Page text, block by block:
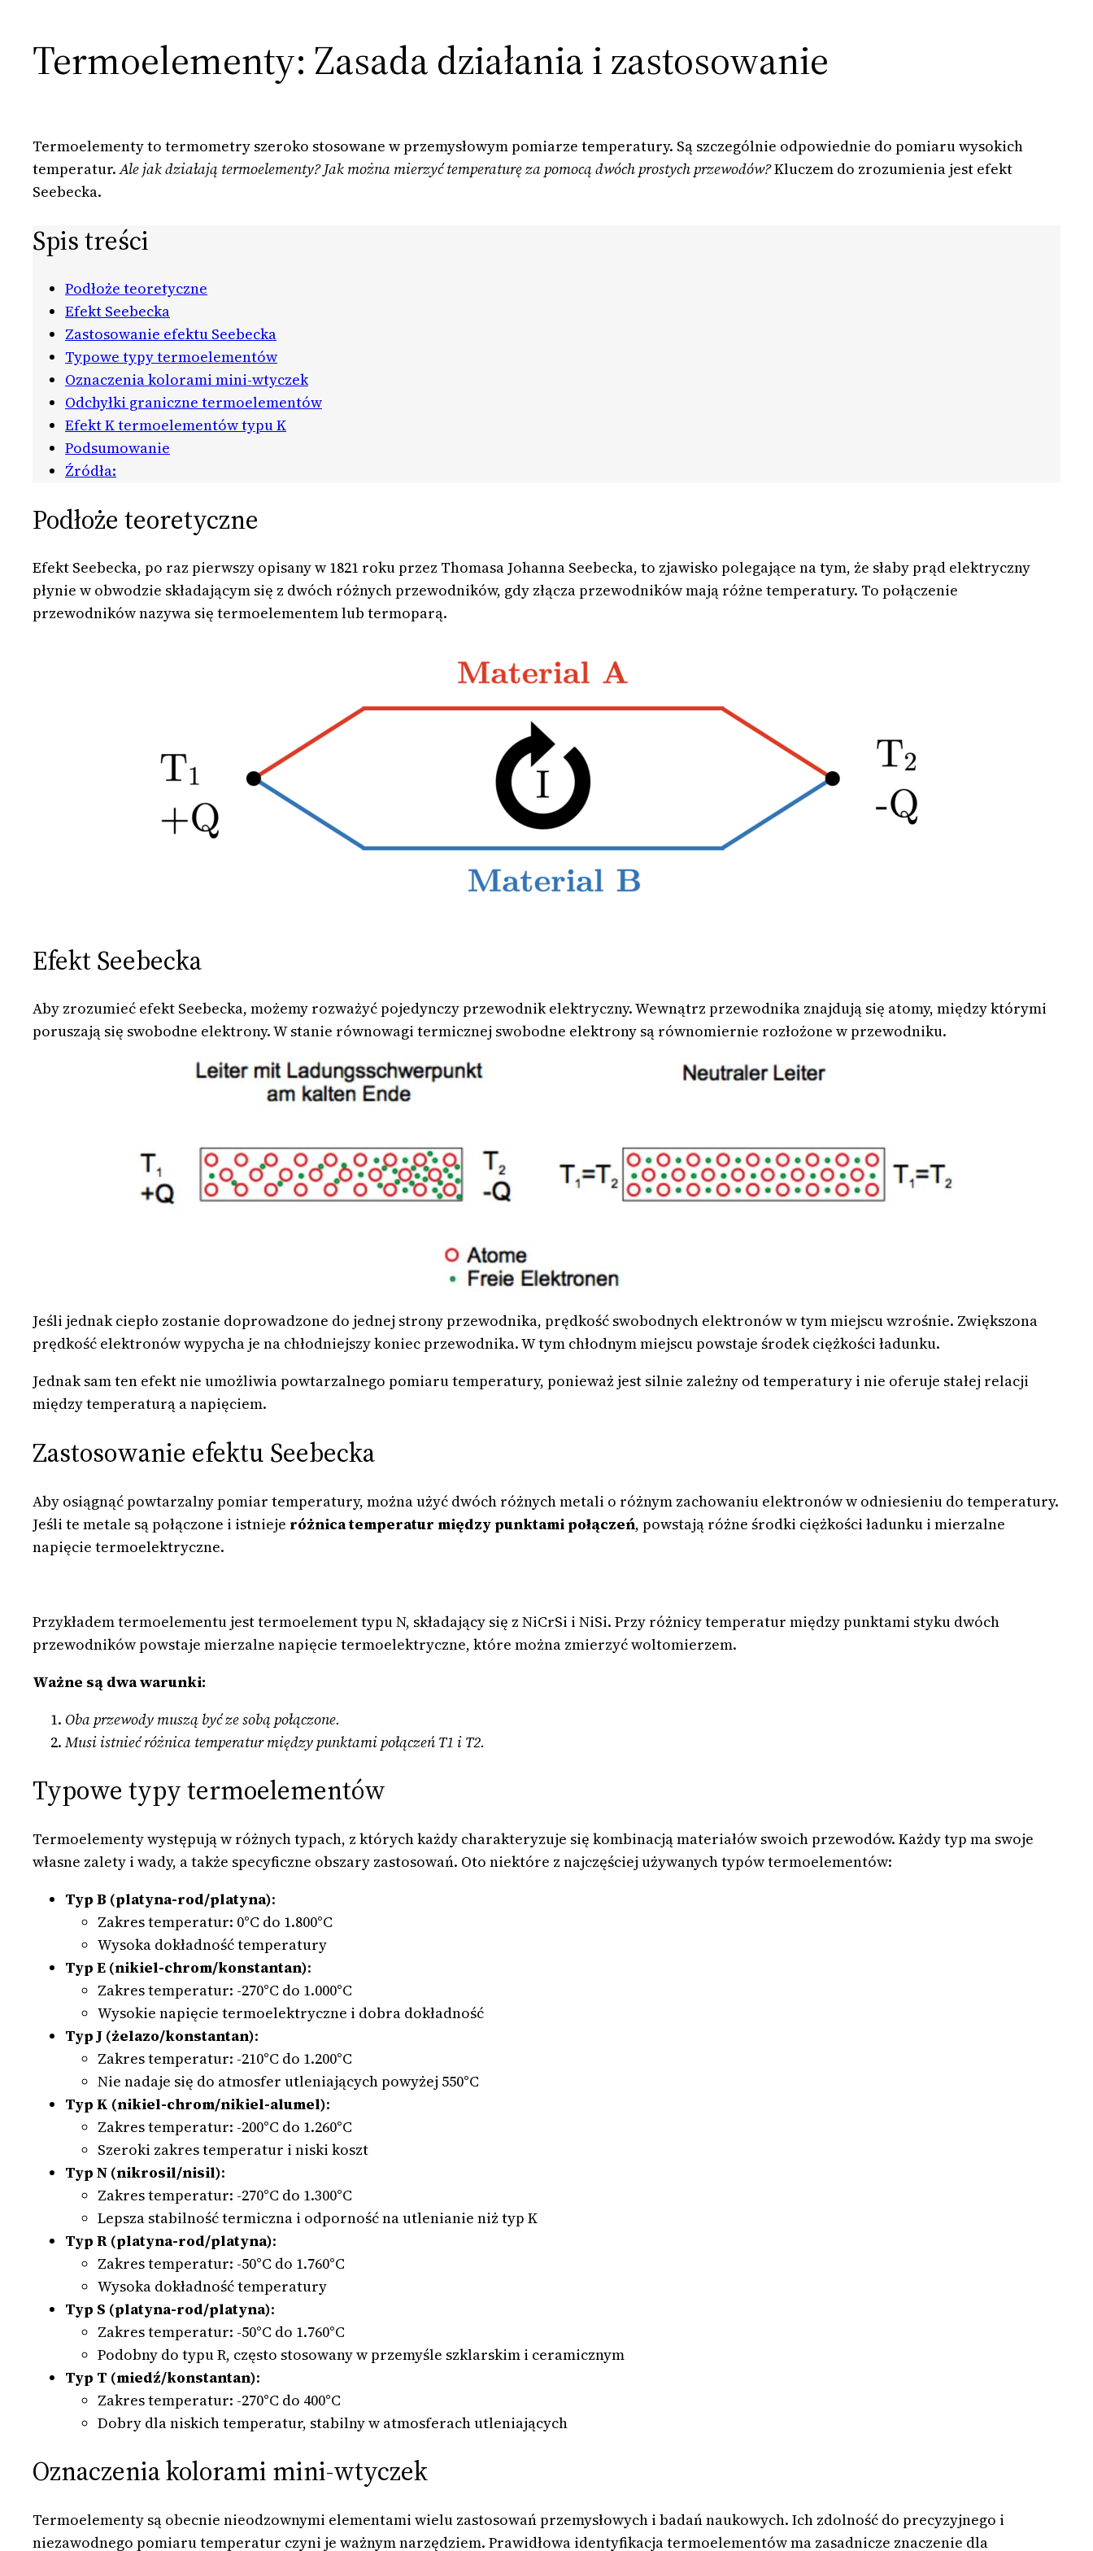
Termoelementy: Zasada działania i zastosowanie
Termoelementy to termometry szeroko stosowane w przemysłowym pomiarze temperatury. Są szczególnie odpowiednie do pomiaru wysokich
temperatur.Ale jak działają termoelementy? Jak można mierzyć temperaturę za pomocą dwóch prostych przewodów?Kluczem do zrozumienia jest efekt
Seebecka.
Spis treści
Podłoże teoretyczne
Efekt Seebecka
Zastosowanie efektu Seebecka
Typowe typy termoelementów
Oznaczenia kolorami mini-wtyczek
Odchyłki graniczne termoelementów
Efekt K termoelementów typu K
Podsumowanie
Źródła:
Podłoże teoretyczne
Efekt Seebecka, po raz pierwszy opisany w 1821 roku przez Thomasa Johanna Seebecka, to zjawisko polegające na tym, że słaby prąd elektryczny
płynie w obwodzie składającym się z dwóch różnych przewodników, gdy złącza przewodników mają różne temperatury. To połączenie
przewodników nazywa się termoelementem lub termoparą.
Efekt Seebecka
Aby zrozumieć efekt Seebecka, możemy rozważyć pojedynczy przewodnik elektryczny. Wewnątrz przewodnika znajdują się atomy, między którymi
poruszają się swobodne elektrony. W stanie równowagi termicznej swobodne elektrony są równomiernie rozłożone w przewodniku.
Jeśli jednak ciepło zostanie doprowadzone do jednej strony przewodnika, prędkość swobodnych elektronów w tym miejscu wzrośnie. Zwiększona
prędkość elektronów wypycha je na chłodniejszy koniec przewodnika. W tym chłodnym miejscu powstaje środek ciężkości ładunku.
Jednak sam ten efekt nie umożliwia powtarzalnego pomiaru temperatury, ponieważ jest silnie zależny od temperatury i nie oferuje stałej relacji
między temperaturą a napięciem.
Zastosowanie efektu Seebecka
Aby osiągnąć powtarzalny pomiar temperatury, można użyć dwóch różnych metali o różnym zachowaniu elektronów w odniesieniu do temperatury.
Jeśli te metale są połączone i istnieje różnica temperatur między punktami połączeń, powstają różne środki ciężkości ładunku i mierzalne
napięcie termoelektryczne.
Przykładem termoelementu jest termoelement typu N, składający się z NiCrSi i NiSi. Przy różnicy temperatur między punktami styku dwóch
przewodników powstaje mierzalne napięcie termoelektryczne, które można zmierzyć woltomierzem.
Ważne są dwa warunki:
Oba przewody muszą być ze sobą połączone.
Musi istnieć różnica temperatur między punktami połączeń T1 i T2.
Typowe typy termoelementów
Termoelementy występują w różnych typach, z których każdy charakteryzuje się kombinacją materiałów swoich przewodów. Każdy typ ma swoje
własne zalety i wady, a także specyficzne obszary zastosowań. Oto niektóre z najczęściej używanych typów termoelementów:
Typ B (platyna-rod/platyna):
Zakres temperatur: 0°C do 1.800°C
Wysoka dokładność temperatury
Typ E (nikiel-chrom/konstantan):
Zakres temperatur: -270°C do 1.000°C
Wysokie napięcie termoelektryczne i dobra dokładność
Typ J (żelazo/konstantan):
Zakres temperatur: -210°C do 1.200°C
Nie nadaje się do atmosfer utleniających powyżej 550°C
Typ K (nikiel-chrom/nikiel-alumel):
Zakres temperatur: -200°C do 1.260°C
Szeroki zakres temperatur i niski koszt
Typ N (nikrosil/nisil):
Zakres temperatur: -270°C do 1.300°C
Lepsza stabilność termiczna i odporność na utlenianie niż typ K
Typ R (platyna-rod/platyna):
Zakres temperatur: -50°C do 1.760°C
Wysoka dokładność temperatury
Typ S (platyna-rod/platyna):
Zakres temperatur: -50°C do 1.760°C
Podobny do typu R, często stosowany w przemyśle szklarskim i ceramicznym
Typ T (miedź/konstantan):
Zakres temperatur: -270°C do 400°C
Dobry dla niskich temperatur, stabilny w atmosferach utleniających
Oznaczenia kolorami mini-wtyczek
Termoelementy są obecnie nieodzownymi elementami wielu zastosowań przemysłowych i badań naukowych. Ich zdolność do precyzyjnego i
niezawodnego pomiaru temperatur czyni je ważnym narzędziem. Prawidłowa identyfikacja termoelementów ma zasadnicze znaczenie dla